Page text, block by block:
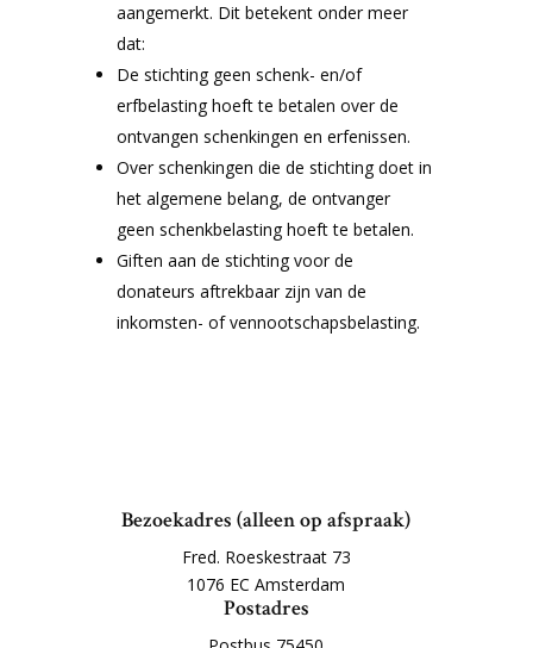
aangemerkt. Dit betekent onder meer
dat:
De stichting geen schenk- en/of
erfbelasting hoeft te betalen over de
ontvangen schenkingen en erfenissen.
Over schenkingen die de stichting doet in
het algemene belang, de ontvanger
geen schenkbelasting hoeft te betalen.
Giften aan de stichting voor de
donateurs aftrekbaar zijn van de
inkomsten- of vennootschapsbelasting.
Bezoekadres (alleen op afspraak)
Fred. Roeskestraat 73
1076 EC Amsterdam
Postadres